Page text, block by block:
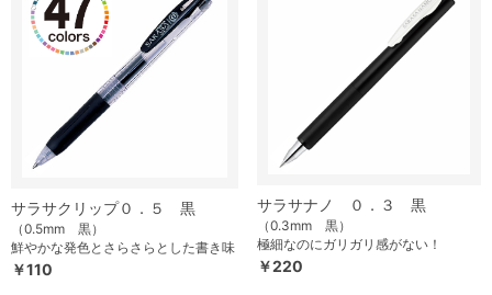
サラサクリップ０．５ 黒
（0.5mm 黒）
鮮やかな発色とさらさらとした書き味
￥110
サラサナノ ０．３ 黒
（0.3mm 黒）
極細なのにガリガリ感がない！
￥220